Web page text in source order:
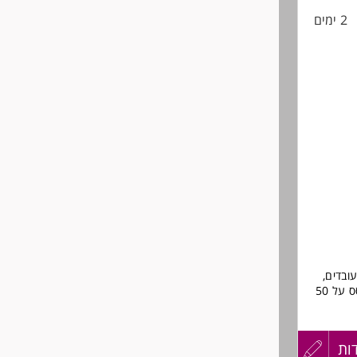
2 ימים
סידורי עבודה, התנהלות מול ספקים, עבודה תחת יעדים, נראות החנות וכד'. מבוסס על 50
עדכון